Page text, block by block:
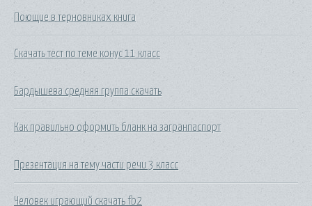
Поющие в терновниках книга
Скачать тест по теме конус 11 класс
Бардышева средняя группа скачать
Как правильно оформить бланк на загранпаспорт
Презентация на тему части речи 3 класс
Человек играющий скачать fb2